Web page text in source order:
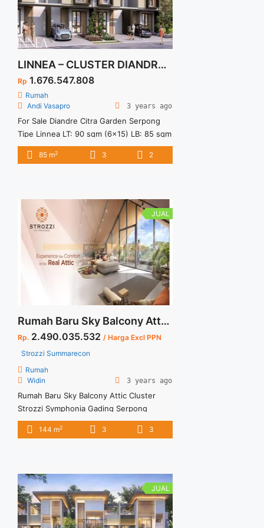
LINNEA – CLUSTER DIANDRE CITRA GARDEN SERPONG
Rp 1.676.547.808
Rumah
Andi Vasapro
3 years ago
For Sale Diandre Citra Garden Serpong
Tipe Linnea LT: 90 sqm (6×15) LB: 85 sqm
Spesifikasi: 2 Lantai 3 Bedrooms 2
Bathrooms 1 Powder Room 1 Carport
Akses Tol menuju Jakarta 10 Menit ke
Atma Jaya & Prasetiya Mulya 10 Menit ...
<a title="LINNEA – CLUSTER DIANDRE
CITRA GARDEN SERPONG" class="read-
more"
href="https://vasapro.com/property/linnea-
cluster-diandre-citra-garden-serpong/"
aria-label="Read more about LINNEA –
CLUSTER DIANDRE CITRA GARDEN
SERPONG">Read more</a>
85 m2 3 2
JUAL
Rumah Baru Sky Balcony Attic Cluster Strozzi Symphonia Gading Serpong
Rp. 2.490.035.532 / Harga Excl PPN
Strozzi Summarecon
Rumah
Widin
3 years ago
Rumah Baru Sky Balcony Attic Cluster
Strozzi Symphonia Gading Serpong
Kawasan cluster Strozzi ini menekankan
pada konsep healthy living dan untuk
sistem pembayaran ditawarkan dengan
berbagai cara baya Tanpa diragukan lagi
bila ada meminat langsung dapat
menghubungi kami.
144 m2 3 3
JUAL